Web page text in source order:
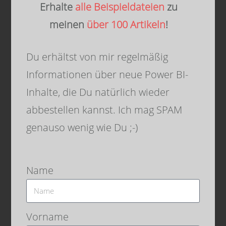
Danke für Dein Interesse und bis
zum nächsten Mal. Denk
Sharing is caring. Wenn
DuAnmerkungen
gerne einen Kommentar, oder
Erhalte alle Beispieldateien zu
meinen über 100 Artikeln!
Du erhältst von mir regelmäßig
Informationen über neue Power BI-
Inhalte, die Du natürlich wieder
abbestellen kannst. Ich mag SPAM
genauso wenig wie Du ;-)
Name
Vorname